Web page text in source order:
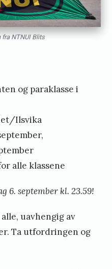
NTNUI Blits
og paraklasse i
Ilsvika
alle klassene
6. september kl. 23.59!
uavhengig av
Ta utfordringen og